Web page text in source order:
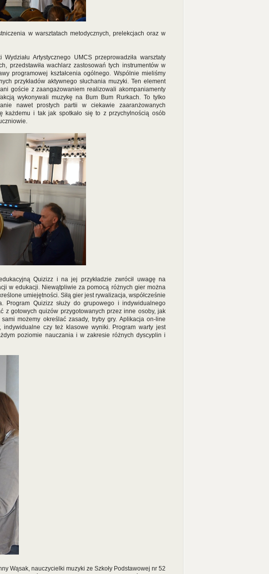
w warsztatach metodycznych, prelekcjach oraz w
Artystycznego UMCS przeprowadziła warsztaty
przedstawiła wachlarz zastosowań tych instrumentów w
programowej kształcenia ogólnego. Wspólnie mieliśmy
przykładów aktywnego słuchania muzyki. Ten element
goście z zaangażowaniem realizowali akompaniamenty
wykonywali muzykę na Bum Bum Rurkach. To tylko
nawet prostych partii w ciekawie zaaranżowanych
każdemu i tak jak spotkało się to z przychylnością osób
Quizizz i na jej przykładzie zwrócił uwagę na
w edukacji. Niewątpliwie za pomocą różnych gier można
umiejętności. Siłą gier jest rywalizacja, współcześnie
Program Quizizz służy do grupowego i indywidualnego
z gotowych quizów przygotowanych przez inne osoby, jak
możemy określać zasady, tryby gry. Aplikacja on-line
indywidualne czy też klasowe wyniki. Program warty jest
poziomie nauczania i w zakresie różnych dyscyplin i
Wąsak, nauczycielki muzyki ze Szkoły Podstawowej nr 52